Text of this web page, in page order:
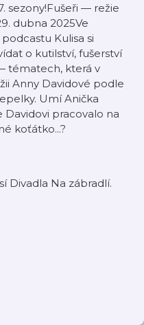
sezony!Fušeři — režie
dubna 2025Ve
Kulisa si
o kutilství, fušerství
tématech, která v
Anny Davidové podle
Umí Anička
Davidovi pracovalo na
koťátko...?
Divadla Na zábradlí.